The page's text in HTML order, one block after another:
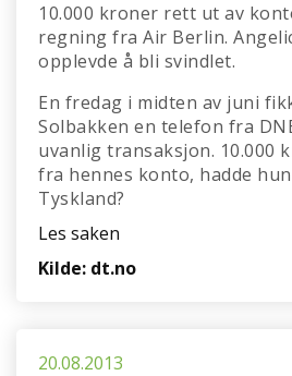
10.000 kroner rett ut av
regning fra Air Berlin.
opplevde å bli svindlet.
En fredag i midten av juni
Solbakken en telefon fra
uvanlig transaksjon. 10.000
fra hennes konto, hadde
Tyskland?
Les saken
Kilde: dt.no
20.08.2013